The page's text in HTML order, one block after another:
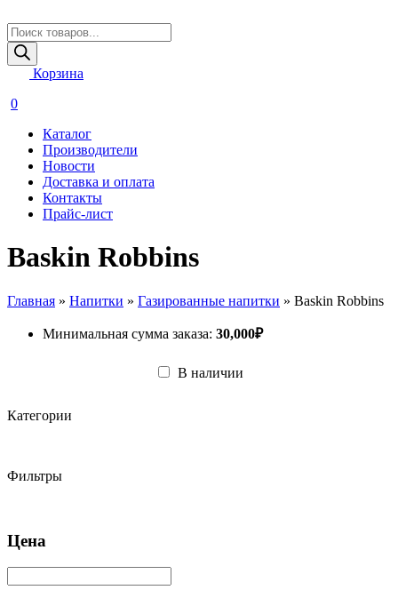
Поиск
товаров
Корзина
0
Каталог
Производители
Новости
Доставка и оплата
Контакты
Прайс-лист
Baskin Robbins
Главная » Напитки » Газированные напитки » Baskin Robbins
Минимальная сумма заказа: 30,000₽
В наличии
Категории
Фильтры
Цена